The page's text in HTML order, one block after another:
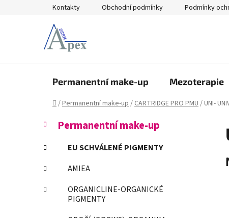
Kontakty Obchodní podmínky Podmínky
Permanentní make-up Mezoterapie
Domů
/Permanentní make-up/CARTRIDGE PRO PMU/UNI-
P
s
r
a
Přeskočit
kategorie
K
a
e
g
r
Permanentní make-up
EU SCHVÁLENÉ PIGMENTY
AMIEA
ORGANICLINE-ORGANICKÉ
PIGMENTY